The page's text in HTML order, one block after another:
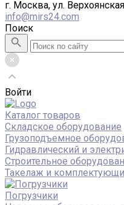
г. Москва, ул.
info@mirs24.com
Поиск
Войти
Каталог товаров
Складское оборудование
Грузоподъемное
Гидравлический и
Строительное
Такелаж и
Погрузчики